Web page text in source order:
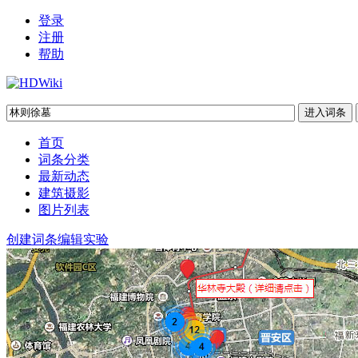
登录
注册
帮助
首页
词条分类
最新动态
建筑摄影
图片列表
创建词条编辑实验